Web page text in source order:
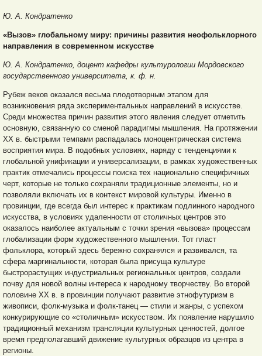
Ю. А. Кондратенко
«Вызов» глобальному миру: причины развития неофольклорного
направления в современном искусстве
Ю. А. Кондратенко, доцент кафедры культурологии Мордовского
государственного университета, к. ф. н.
Рубеж веков оказался весьма плодотворным этапом для
возникновения ряда экспериментальных направлений в искусстве.
Среди множества причин развития этого явления следует отметить
основную, связанную со сменой парадигмы мышления. На протяжении
ХХ в. быстрыми темпами распадалась моноцентрическая система
восприятия мира. В подобных условиях, наряду с тенденциями к
глобальной унификации и универсализации, в рамках художественных
практик отмечались процессы поиска тех национально специфичных
черт, которые не только сохраняли традиционные элементы, но и
позволяли включать их в контекст мировой культуры. Именно в
провинции, где всегда был интерес к практикам подлинного народного
искусства, в условиях удаленности от столичных центров это
оказалось наиболее актуальным с точки зрения «вызова» процессам
глобализации форм художественного мышления. Тот пласт
фольклора, который здесь бережно сохранялся и развивался, та
сфера маргинальности, которая была присуща культуре
быстрорастущих индустриальных региональных центров, создали
почву для новой волны интереса к народному творчеству. Во второй
половине ХХ в. в провинции получают развитие этнофутуризм в
живописи, фолк-музыка и фолк-танец — стили и жанры, с успехом
конкурирующие со «столичным» искусством. Их появление нарушило
традиционный механизм трансляции культурных ценностей, долгое
время предполагавший движение культурных образцов из центра в
регионы.